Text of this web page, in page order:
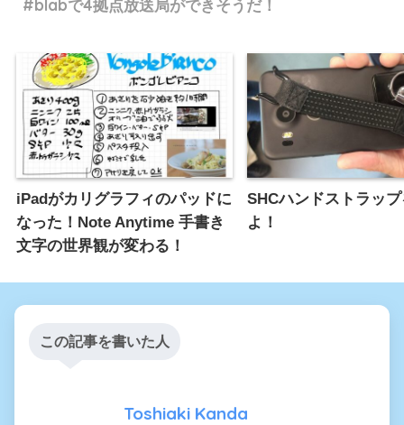
blabで4拠点放送局ができそうだ！
iPadがカリグラフィのパッドに
なった！Note Anytime 手書き
文字の世界観が変わる！
SHCハンドストラッ
よ！
この記事を書いた人
Toshiaki Kanda